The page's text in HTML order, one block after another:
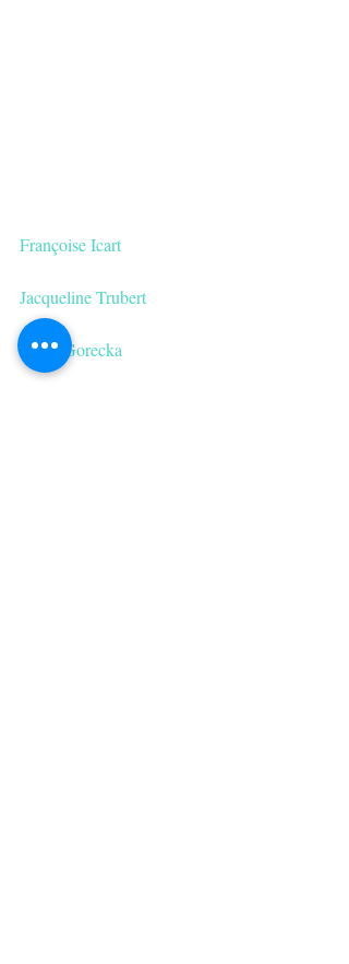
Françoise Icart
Jacqueline Trubert
Joana Gorecka